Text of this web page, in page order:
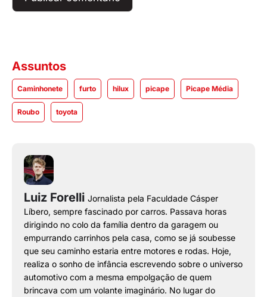
Assuntos
Caminhonete furto hilux picape Picape Média
Roubo toyota
Luiz Forelli Jornalista pela Faculdade Cásper
Líbero, sempre fascinado por carros. Passava horas
dirigindo no colo da família dentro da garagem ou
empurrando carrinhos pela casa, como se já soubesse
que seu caminho estaria entre motores e rodas. Hoje,
realiza o sonho de infância escrevendo sobre o universo
automotivo com a mesma empolgação de quem
brincava com um volante imaginário. No lugar do